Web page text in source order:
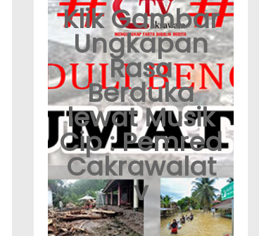
Klik Gambar
Ungkapan
Rasa
Berduka
lewat Musik
Cip : Pemred
Cakrawalat
v